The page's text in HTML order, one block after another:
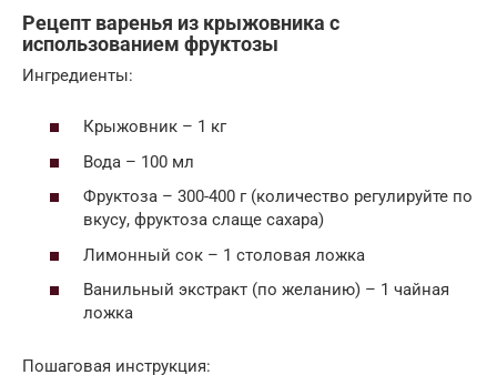
Рецепт варенья из крыжовника с
использованием фруктозы
Ингредиенты:
Крыжовник – 1 кг
Вода – 100 мл
Фруктоза – 300-400 г (количество регулируйте по
вкусу, фруктоза слаще сахара)
Лимонный сок – 1 столовая ложка
Ванильный экстракт (по желанию) – 1 чайная
ложка
Пошаговая инструкция: